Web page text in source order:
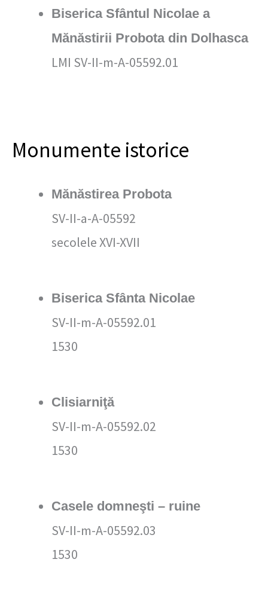
Biserica Sfântul Nicolae a
Mănăstirii Probota din Dolhasca
LMI SV-II-m-A-05592.01
Monumente istorice
Mănăstirea Probota
SV-II-a-A-05592
secolele XVI-XVII
Biserica Sfânta Nicolae
SV-II-m-A-05592.01
1530
Clisiarniţă
SV-II-m-A-05592.02
1530
Casele domneşti – ruine
SV-II-m-A-05592.03
1530